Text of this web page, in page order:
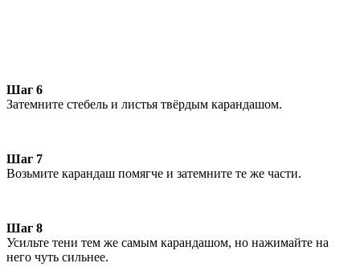
Шаг 6
Затемните стебель и листья твёрдым карандашом.
Шаг 7
Возьмите карандаш помягче и затемните те же части.
Шаг 8
Усильте тени тем же самым карандашом, но нажимайте на
него чуть сильнее.